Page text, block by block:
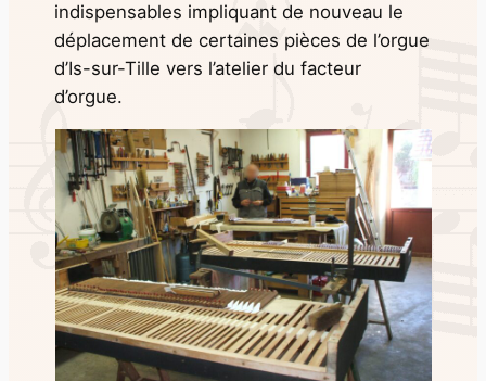
indispensables impliquant de nouveau le
déplacement de certaines pièces de l’orgue
d’Is-sur-Tille vers l’atelier du facteur
d’orgue.